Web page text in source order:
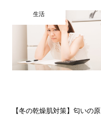
生活
【冬の乾燥肌対策】匂いの原